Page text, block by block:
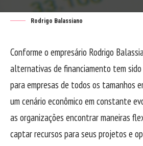
Rodrigo Balassiano
Conforme o empresário Rodrigo
alternativas de financiamento tem
para empresas de todos os tamanhos
um cenário econômico em constante
as organizações encontrar maneiras
captar recursos para seus projetos e